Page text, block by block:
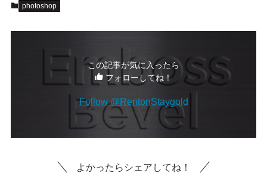
photoshop
この記事が気に入ったら
フォローしてね！
Follow @RentonStaygold
よかったらシェアしてね！